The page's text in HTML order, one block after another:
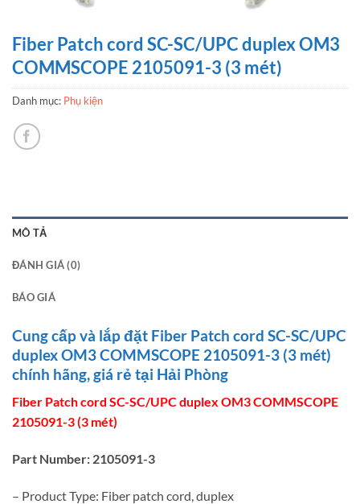
Fiber Patch cord SC-SC/UPC duplex OM3
COMMSCOPE 2105091-3 (3 mét)
Danh mục: Phụ kiện
MÔ TẢ
ĐÁNH GIÁ (0)
BÁO GIÁ
Cung cấp và lắp đặt Fiber Patch cord SC-SC/UPC
duplex OM3 COMMSCOPE 2105091-3 (3 mét)
chính hãng, giá rẻ tại Hải Phòng
Fiber Patch cord SC-SC/UPC duplex OM3 COMMSCOPE
2105091-3 (3 mét)
Part Number: 2105091-3
– Product Type: Fiber patch cord, duplex